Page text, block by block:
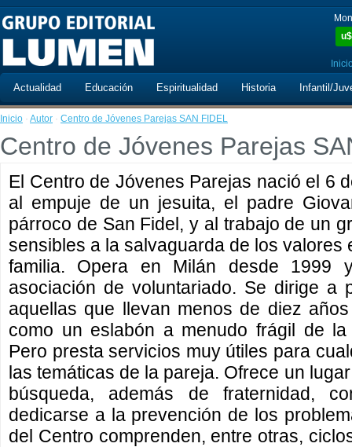
u$
Actualidad Educación Espiritualidad Historia Infantil/
Inicio · Autor · Centro de Jóvenes Parejas SAN FIDEL
Centro de Jóvenes Parejas
El Centro de Jóvenes Parejas nació el 6
al empuje de un jesuita, el padre
párroco de San Fidel, y al trabajo de un
sensibles a la salvaguarda de los valores
familia. Opera en Milán desde 1999
asociación de voluntariado. Se dirige a
aquellas que llevan menos de diez
como un eslabón a menudo frágil de
Pero presta servicios muy útiles para
las temáticas de la pareja. Ofrece un
búsqueda, además de fraternidad,
dedicarse a la prevención de los
del Centro comprenden, entre otras,